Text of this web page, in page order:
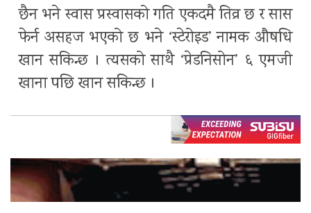
छैन भने स्वास प्रस्वासको गति एकदमै तिव्र छ र सास
फेर्न असहज भएको छ भने ‘स्टेरोइड’ नामक औषधि
खान सकिन्छ । त्यसको साथै ‘प्रेडनिसोन’ ६ एमजी
खाना पछि खान सकिन्छ ।